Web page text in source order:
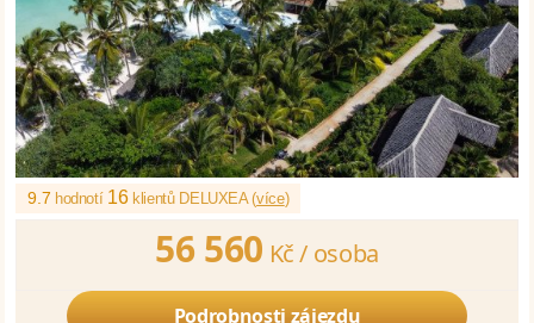
9.7 hodnotí 16klientů DELUXEA (více)
56 560 Kč / osoba
Podrobnosti zájezdu